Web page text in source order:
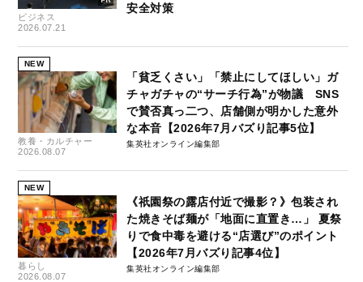
ビジネス
2026.07.21
安全対策
NEW
教養・カルチャー
2026.08.07
「貧乏くさい」「禁止にしてほしい」ガ
チャガチャの“サーチ行為”が物議 SNS
で賛否真っ二つ、店舗側が明かした意外
な本音【2026年7月バズり記事5位】
集英社オンライン編集部
NEW
暮らし
2026.08.07
《祇園祭の露店付近で撮影？》包装され
た焼きそば麺が「地面に直置き…」 夏祭
りで食中毒を避ける“店選び”のポイント
【2026年7月バズり記事4位】
集英社オンライン編集部